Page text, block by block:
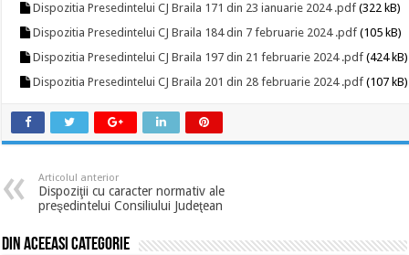
Dispozitia Presedintelui CJ Braila 171 din 23 ianuarie 2024 .pdf (322 kB)
Dispozitia Presedintelui CJ Braila 184 din 7 februarie 2024 .pdf (105 kB)
Dispozitia Presedintelui CJ Braila 197 din 21 februarie 2024 .pdf (424 kB)
Dispozitia Presedintelui CJ Braila 201 din 28 februarie 2024 .pdf (107 kB)
Articolul anterior
Dispoziţii cu caracter normativ ale
preşedintelui Consiliului Judeţean
Din aceeasi categorie